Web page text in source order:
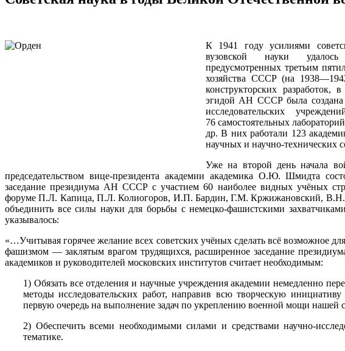
К 1941 году усилиями
вузовской науки
предусмотренных третьим
хозяйства СССР (на
конструкторских разработок,
эгидой АН СССР была создана
исследовательских
76 самостоятельных
др. В них работали 123
научных и научно-технических
Уже на второй день начала
председательством вице-президента академии академика О.Ю. Шмидта
заседание президиума АН СССР с участием 60 наиболее видных учёных
форуме П.Л. Капица, П.Л. Колиогоров, И.П. Бардин, Г.М. Кржижановский,
объединить все силы науки для борьбы с немецко-фашистскими
указывалось:
«…Учитывая горячее желание всех советских учёных сделать всё возможное
фашизмом — заклятым врагом трудящихся, расширенное заседание
академиков и руководителей московских институтов считает необходимым:
1) Обязать все отделения и научные учреждения академии немедленно
методы исследовательских работ, направив всю творческую
первую очередь на выполнение задач по укреплению военной мощи нашей
2) Обеспечить всеми необходимыми силами и средствами научно-
тематике.